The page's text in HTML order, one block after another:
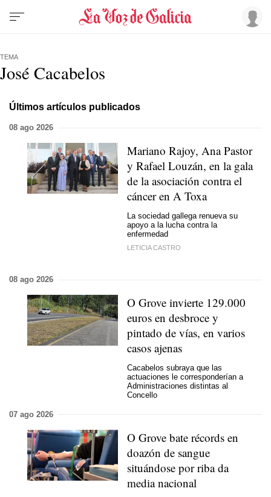
TEMA
José Cacabelos
Últimos artículos publicados
08 ago 2026
Mariano Rajoy, Ana Pastor
y Rafael Louzán, en la gala
de la asociación contra el
cáncer en A Toxa
La sociedad gallega renueva su
apoyo a la lucha contra la
enfermedad
LETICIA CASTRO
08 ago 2026
O Grove invierte 129.000
euros en desbroce y
pintado de vías, en varios
casos ajenas
Cacabelos subraya que las
actuaciones le corresponderían a
Administraciones distintas al
Concello
07 ago 2026
O Grove bate récords en
doazón de sangue
situándose por riba da
media nacional